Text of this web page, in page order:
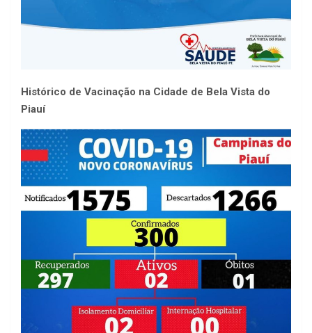
Histórico de Vacinação na Cidade de Bela Vista do
Piauí